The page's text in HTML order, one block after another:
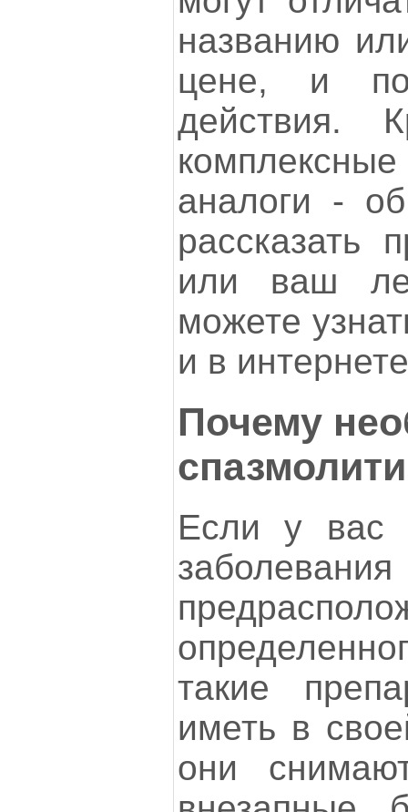
названию
цене, и по
действия.
аналоги -
рассказать
или ваш
можете
и в
Почему
Если у вас
такие
иметь в
они